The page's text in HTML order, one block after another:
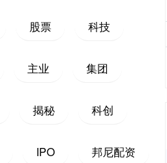
股票 科技
主业 集团
揭秘 科创
IPO 邦尼配资